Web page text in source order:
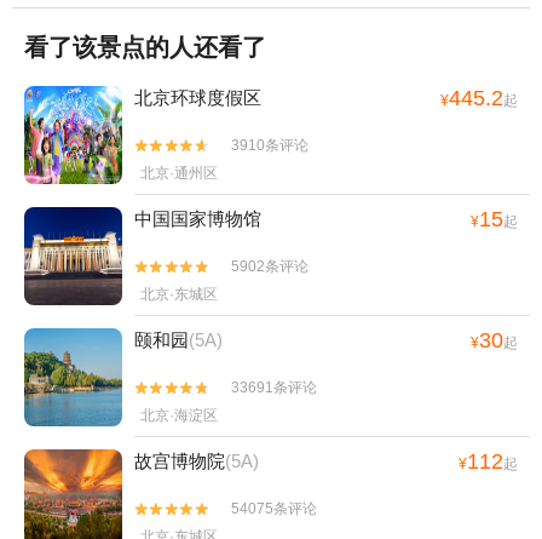
看了该景点的人还看了
北京环球度假区 ¥445.2起


3910条评论
北京·通州区
中国国家博物馆 ¥15起


5902条评论
北京·东城区
颐和园(5A) ¥30起


33691条评论
北京·海淀区
故宫博物院(5A) ¥112起


54075条评论